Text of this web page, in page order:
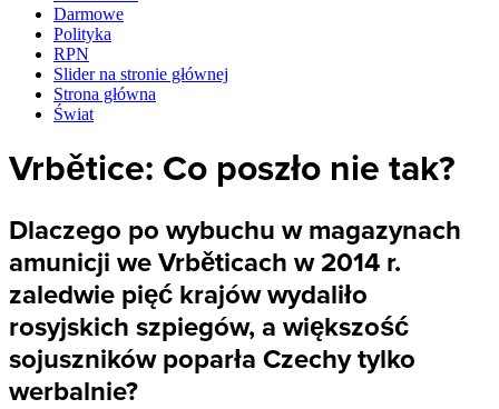
Darmowe
Polityka
RPN
Slider na stronie głównej
Strona główna
Świat
Vrbětice: Co poszło nie tak?
Dlaczego po wybuchu w magazynach
amunicji we Vrběticach w 2014 r.
zaledwie pięć krajów wydaliło
rosyjskich szpiegów, a większość
sojuszników poparła Czechy tylko
werbalnie?